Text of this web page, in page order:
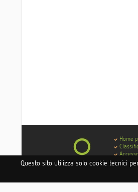
Questo sito utilizza solo cookie tecnici
Home